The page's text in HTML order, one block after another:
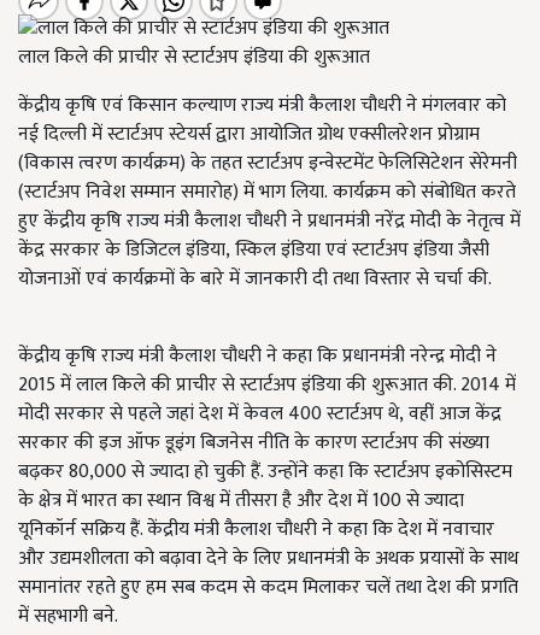
लाल किले की प्राचीर से स्टार्टअप इंडिया की शुरूआत
केंद्रीय कृषि एवं किसान कल्याण राज्य मंत्री कैलाश चौधरी ने मंगलवार को
नई दिल्ली में स्टार्टअप स्टेयर्स द्वारा आयोजित ग्रोथ एक्सीलरेशन प्रोग्राम
(विकास त्वरण कार्यक्रम) के तहत स्टार्टअप इन्वेस्टमेंट फेलिसिटेशन सेरेमनी
(स्टार्टअप निवेश सम्मान समारोह) में भाग लिया.कार्यक्रम को संबोधित करते
हुए केंद्रीय कृषि राज्य मंत्री कैलाश चौधरी ने प्रधानमंत्री नरेंद्र मोदी के नेतृत्व में
केंद्र सरकार के डिजिटल इंडिया,स्किल इंडिया एवं स्टार्टअप इंडिया जैसी
योजनाओं एवं कार्यक्रमों के बारे में जानकारी दी तथा विस्तार से चर्चा की.
केंद्रीय कृषि राज्य मंत्री कैलाश चौधरी ने कहा कि प्रधानमंत्री नरेन्द्र मोदी ने
2015 में लाल किले की प्राचीर से स्टार्टअप इंडिया की शुरूआत की. 2014 में
मोदी सरकार से पहले जहां देश में केवल 400 स्टार्टअप थे,वहीं आज केंद्र
सरकार की इज ऑफ डूइंग बिजनेस नीति के कारण स्टार्टअप की संख्या
बढ़कर 80,000 से ज्यादा हो चुकी हैं. उन्होंने कहा कि स्टार्टअप इकोसिस्टम
के क्षेत्र में भारत का स्थान विश्व में तीसरा है और देश में 100 से ज्यादा
यूनिकॉर्न सक्रिय हैं. केंद्रीय मंत्री कैलाश चौधरी ने कहा कि देश में नवाचार
और उद्यमशीलता को बढ़ावा देने के लिए प्रधानमंत्री के अथक प्रयासों के साथ
समानांतर रहते हुए हम सब कदम से कदम मिलाकर चलें तथा देश की प्रगति
में सहभागी बने.